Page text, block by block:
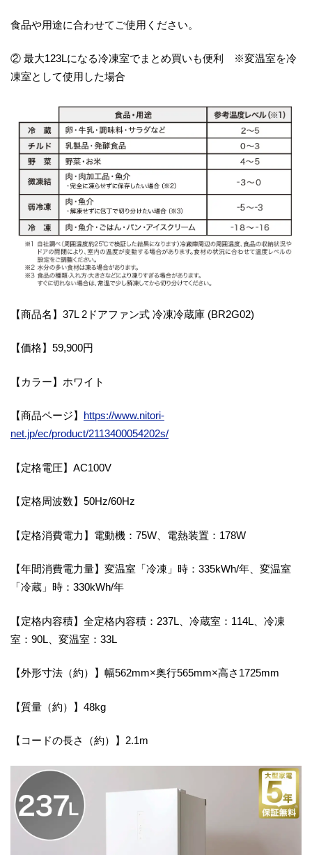
食品や用途に合わせてご使用ください。
② 最大123Lになる冷凍室でまとめ買いも便利 ※変温室を冷
凍室として使用した場合
【商品名】37L 2ドアファン式 冷凍冷蔵庫 (BR2G02)
【価格】59,900円
【カラー】ホワイト
【商品ページ】 https://www.nitori-
net.jp/ec/product/2113400054202s/
【定格電圧】AC100V
【定格周波数】50Hz/60Hz
【定格消費電力】電動機：75W、電熱装置：178W
【年間消費電力量】変温室「冷凍」時：335kWh/年、変温室
「冷蔵」時：330kWh/年
【定格内容積】全定格内容積：237L、冷蔵室：114L、冷凍
室：90L、変温室：33L
【外形寸法（約）】幅562mm×奥行565mm×高さ1725mm
【質量（約）】48kg
【コードの長さ（約）】2.1m